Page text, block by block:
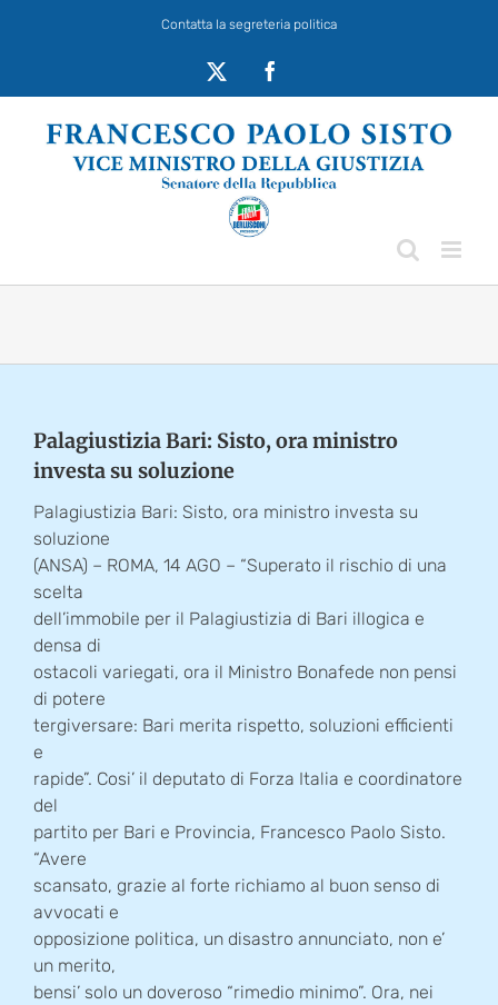
Contatta la segreteria politica
Palagiustizia Bari: Sisto, ora ministro
investa su soluzione
Palagiustizia Bari: Sisto, ora ministro investa su
soluzione
(ANSA) – ROMA, 14 AGO – “Superato il rischio di una
scelta
dell’immobile per il Palagiustizia di Bari illogica e
densa di
ostacoli variegati, ora il Ministro Bonafede non pensi
di potere
tergiversare: Bari merita rispetto, soluzioni efficienti
e
rapide”. Cosi’ il deputato di Forza Italia e coordinatore
del
partito per Bari e Provincia, Francesco Paolo Sisto.
“Avere
scansato, grazie al forte richiamo al buon senso di
avvocati e
opposizione politica, un disastro annunciato, non e’
un merito,
bensi’ solo un doveroso “rimedio minimo”. Ora, nei